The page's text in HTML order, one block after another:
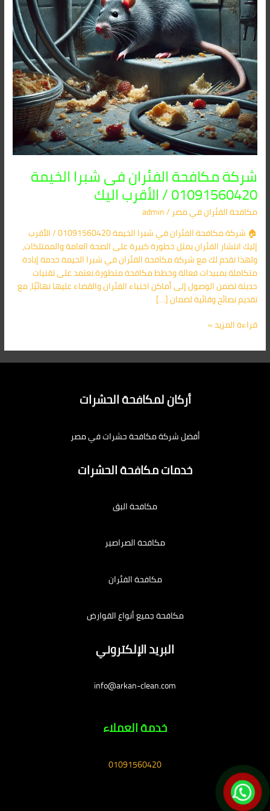
شركة مكافحة الفئران فى شبرا الخيمة
01091560420 / الأقرب اليك
مكافحة الفئران​ في مصر/
admin
🏠 شركة مكافحة الفئران في شبرا الخيمة 01091560420 / الأقرب
إليك انتشار الفئران يمثل خطورة كبيرة على الصحة العامة والممتلكات،
ولهذا نقدم لك مع شركة مكافحة الفئران في شبرا الخيمة خدمة إبادة
متكاملة بمبيدات فعالة وخطط مكافحة متطورة.نعتمد على تقنيات
حديثة تضمن الوصول إلى أماكن اختباء الفئران والقضاء عليها نهائيًا، مع
تقديم نصائح وقائية لضمان […]
/
الأقرب
اليك
قراءة المزيد »
أركان لمكافحة الحشرات
أفضل شركة مكافحة حشرات في مصر
خدمات مكافحة الحشرات
مكافحة البق
مكافحة الصراصير
مكافحة الفئران
مكافحة جميع أنواع القوارض
البريد الإلكتروني
info@arkan-clean.com
خدمة العملاء
01091560420